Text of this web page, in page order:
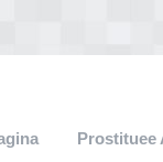
Prostituee